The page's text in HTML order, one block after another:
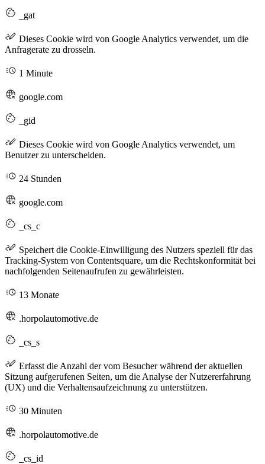
_gat
Dieses Cookie wird von Google Analytics verwendet, um die
Anfragerate zu drosseln.
1 Minute
google.com
_gid
Dieses Cookie wird von Google Analytics verwendet, um
Benutzer zu unterscheiden.
24 Stunden
google.com
_cs_c
Speichert die Cookie-Einwilligung des Nutzers speziell für das
Tracking-System von Contentsquare, um die Rechtskonformität bei
nachfolgenden Seitenaufrufen zu gewährleisten.
13 Monate
.horpolautomotive.de
_cs_s
Erfasst die Anzahl der vom Besucher während der aktuellen
Sitzung aufgerufenen Seiten, um die Analyse der Nutzererfahrung
(UX) und die Verhaltensaufzeichnung zu unterstützen.
30 Minuten
.horpolautomotive.de
_cs_id